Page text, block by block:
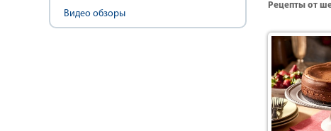
Видео обзоры
Рецепты от